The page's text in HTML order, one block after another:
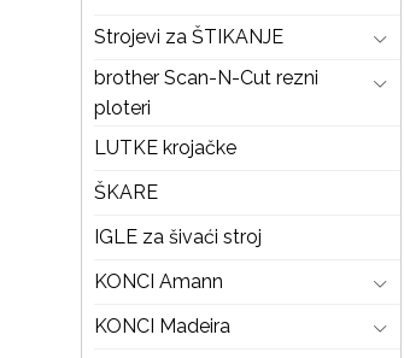
Strojevi za ŠTIKANJE
brother Scan-N-Cut rezni
ploteri
LUTKE krojačke
ŠKARE
IGLE za šivaći stroj
KONCI Amann
KONCI Madeira